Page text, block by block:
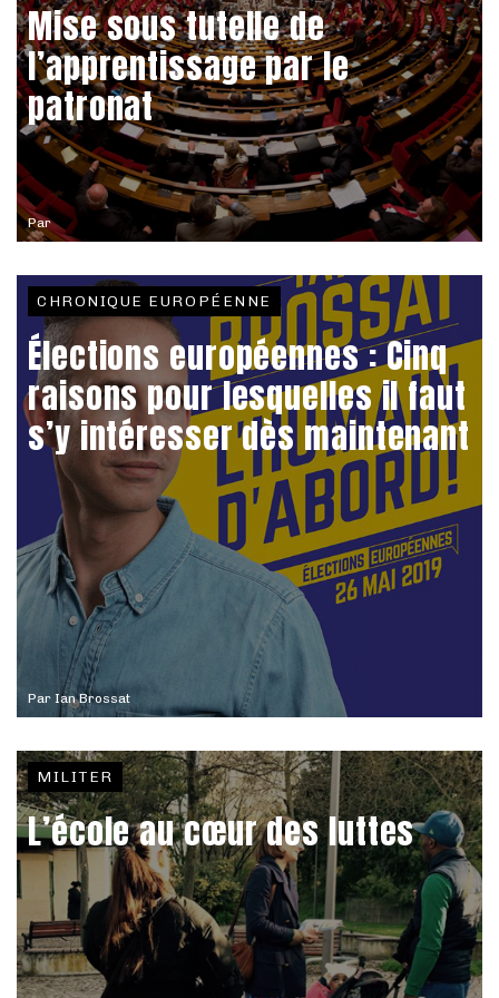
Par
Mise sous tutelle de
l’apprentissage par le
patronat
Par Ian Brossat
CHRONIQUE EUROPÉENNE
Élections européennes : Cinq
raisons pour lesquelles il faut
s’y intéresser dès maintenant
MILITER
L’école au cœur des luttes